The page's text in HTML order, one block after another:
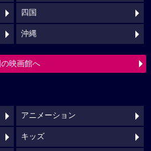
四国
沖縄
映画館へ
アニメーション
キッズ